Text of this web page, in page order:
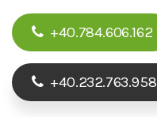
+40.784.606.162
+40.232.763.958